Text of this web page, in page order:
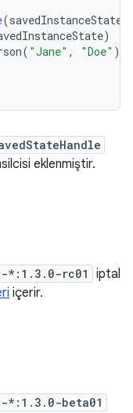
(savedInstanceState
)
( "Jane" , "Doe" )
eklenmiştir.
*:1.3.0-rc01
iptal
içerir.
*:1.3.0-beta01